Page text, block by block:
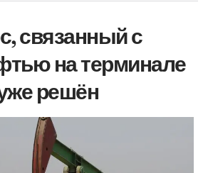
связанный с
на терминале
решён